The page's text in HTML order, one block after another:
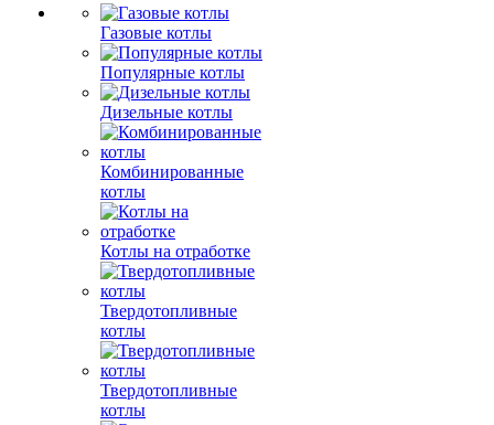
Газовые котлы
Популярные котлы
Дизельные котлы
Комбинированные
котлы
Котлы на отработке
Твердотопливные
котлы
Твердотопливные
котлы